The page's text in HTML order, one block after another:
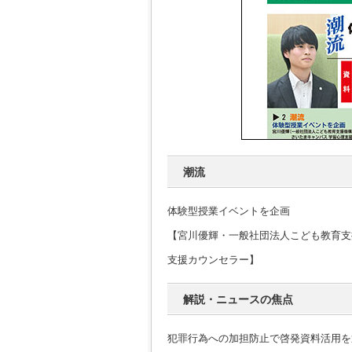
潮流
体験型授業イベントを企画
【宮川優輝・一般社団法人こども教
支援カウンセラー】
解説・ニュースの焦点
犯罪行為への加担防止で啓発資料活用